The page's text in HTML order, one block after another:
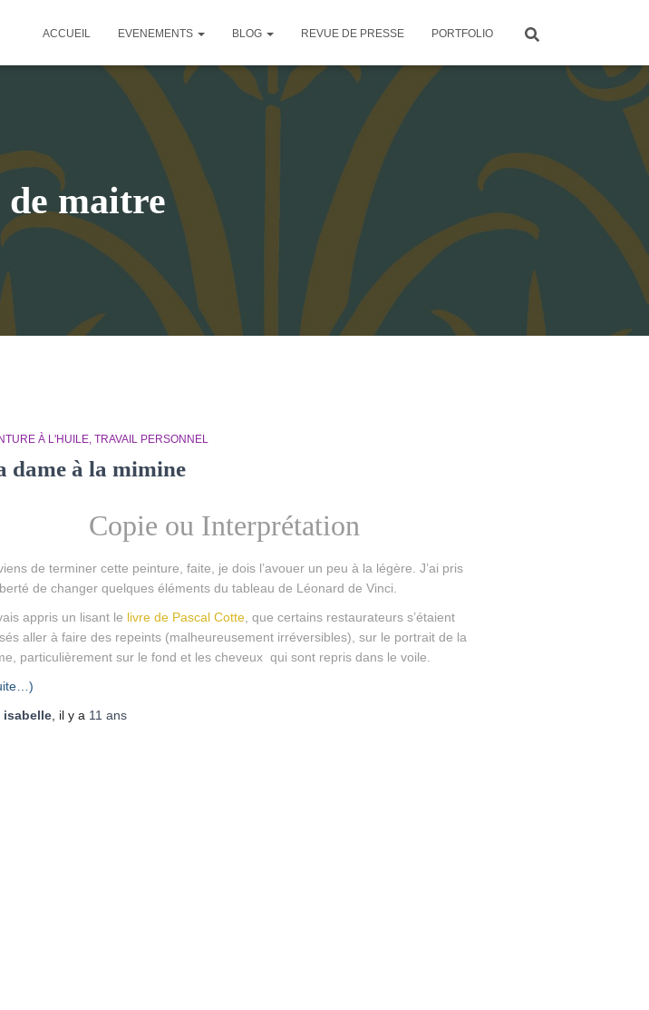
ACCUEIL EVENEMENTS BLOG REVUE DE PRESSE PORTFOLIO
de maitre
À L'HUILE TRAVAIL PERSONNEL
dame à la mimine
Copie ou Interprétation
de terminer cette peinture, faite, je dois l’avouer un peu à la légère. J’ai pris
de changer quelques éléments du tableau de Léonard de Vinci.
appris un lisant le livre de Pascal Cotte, que certains restaurateurs s’étaient
aller à faire des repeints (malheureusement irréversibles), sur le portrait de la
particulièrement sur le fond et les cheveux qui sont repris dans le voile.
isabelle, il y a 11 ans